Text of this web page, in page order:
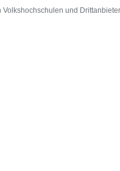
und